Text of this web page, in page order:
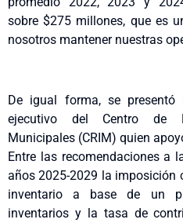
sobre $275 millones, que es
nosotros mantener nuestras
De igual forma, se presentó
ejecutivo del Centro de
Municipales (CRIM) quien
Entre las recomendaciones a
años 2025-2029 la imposición
inventario a base de un
inventarios y la tasa de